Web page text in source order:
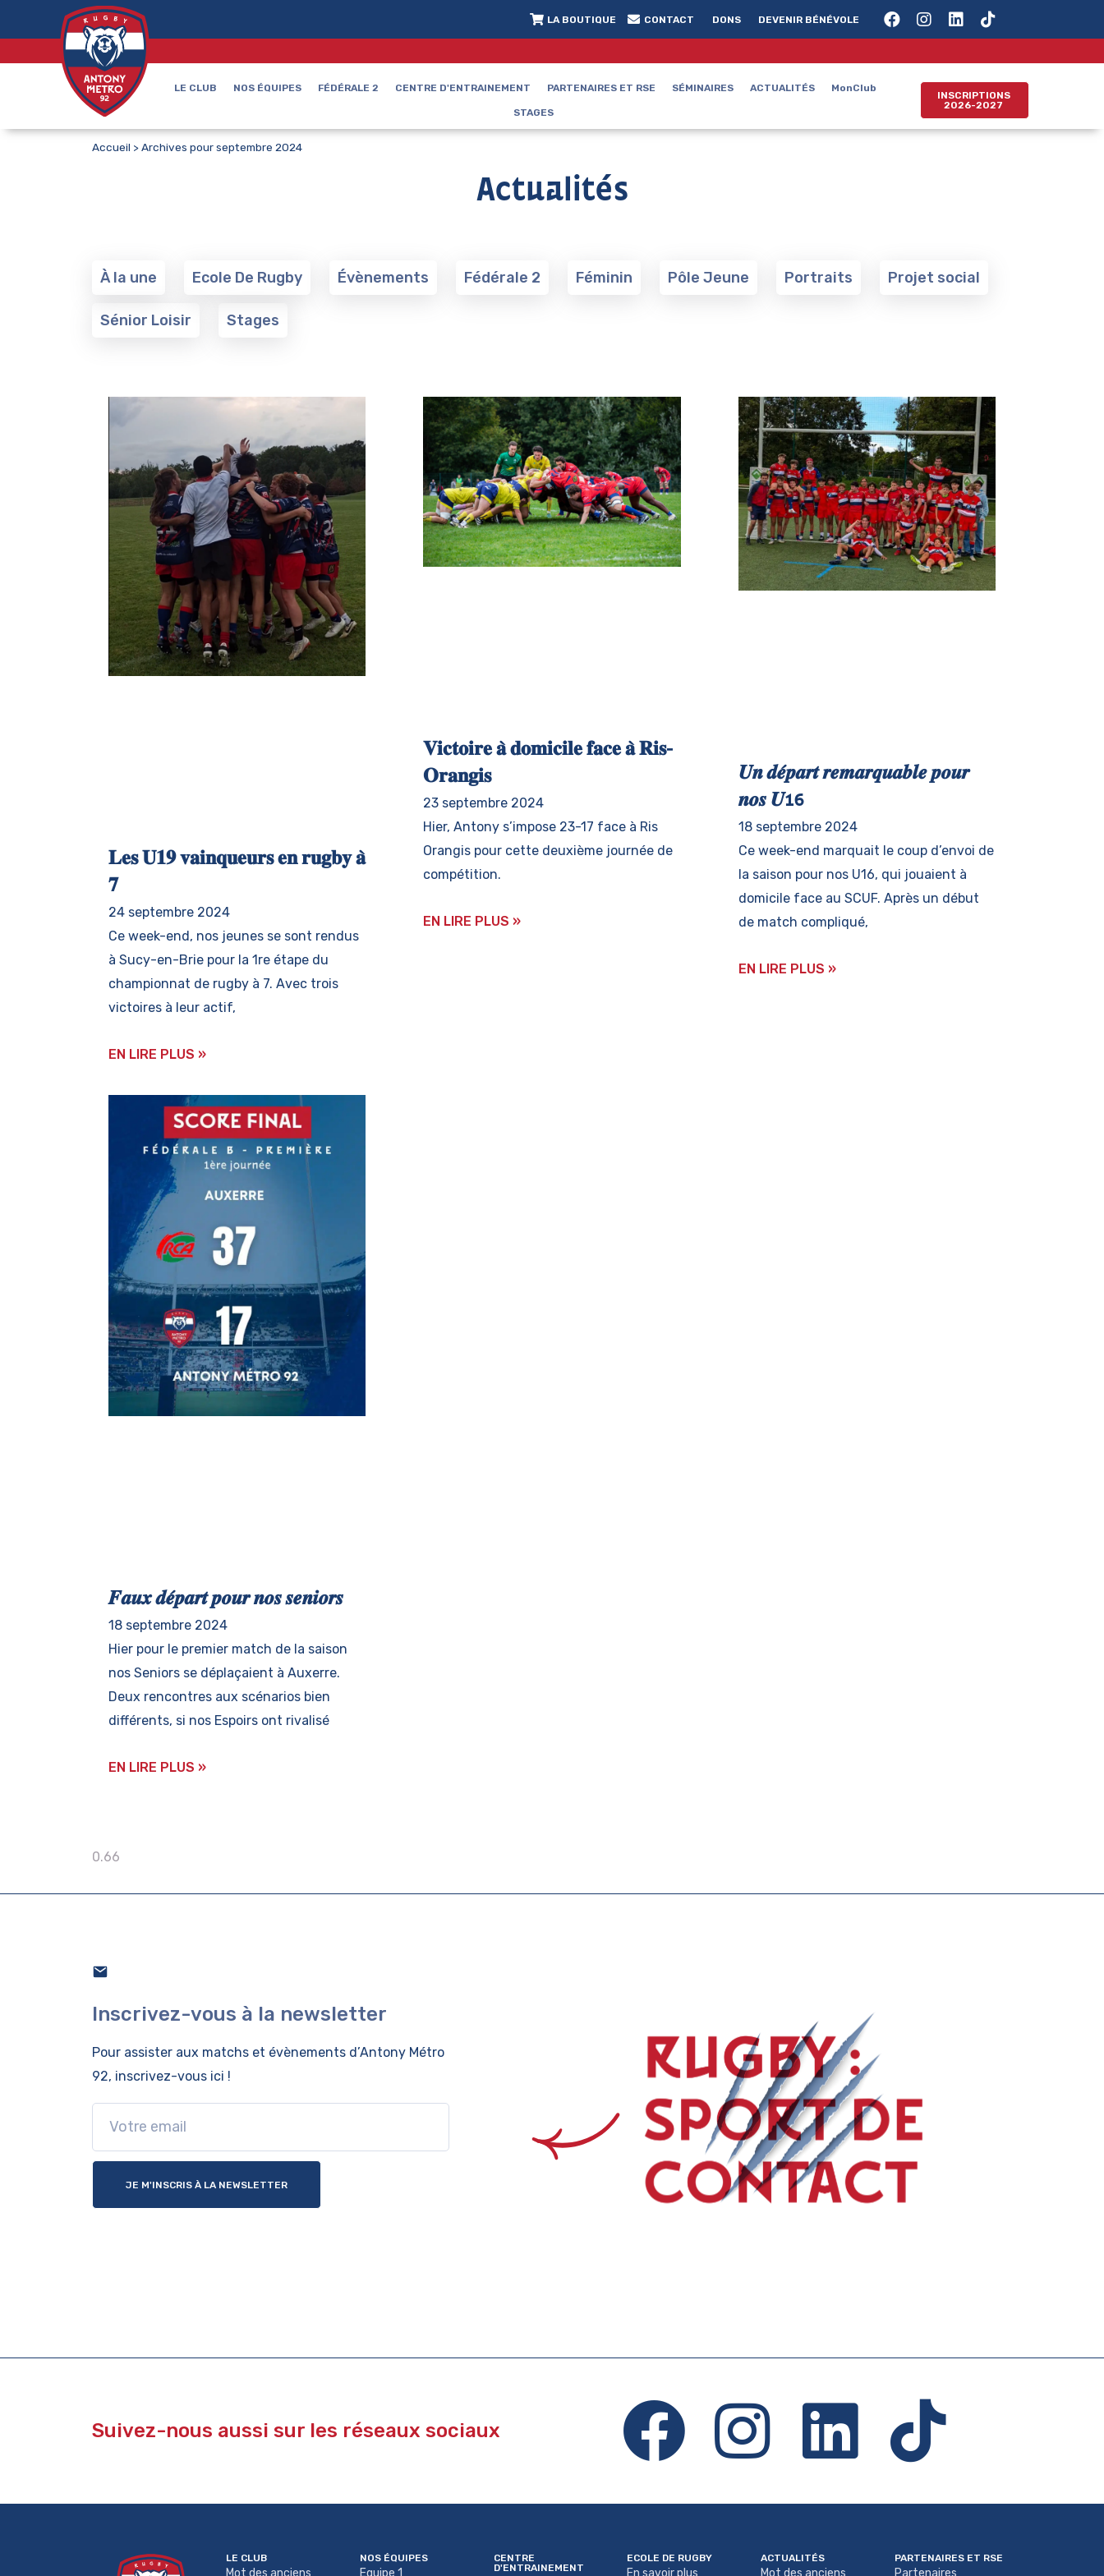
LA BOUTIQUE CONTACT DONS DEVENIR BÉNÉVOLE
LE CLUB NOS ÉQUIPES FÉDÉRALE 2 CENTRE D'ENTRAINEMENT PARTENAIRES ET RSE SÉMINAIRES ACTUALITÉS MonClub
STAGES
INSCRIPTIONS
2026-2027
Accueil >Archives pour septembre 2024
Actualités
À la une Ecole De Rugby Évènements Fédérale 2 Féminin Pôle Jeune Portraits Projet social
Sénior Loisir Stages
𝐋𝐞𝐬 𝐔𝟏𝟗 𝐯𝐚𝐢𝐧𝐪𝐮𝐞𝐮𝐫𝐬 𝐞𝐧 𝐫𝐮𝐠𝐛𝐲 𝐚̀
𝟕
24 septembre 2024
Ce week-end, nos jeunes se sont rendus
à Sucy-en-Brie pour la 1re étape du
championnat de rugby à 7. Avec trois
victoires à leur actif,
EN LIRE PLUS »
𝐕𝐢𝐜𝐭𝐨𝐢𝐫𝐞 𝐚̀ 𝐝𝐨𝐦𝐢𝐜𝐢𝐥𝐞 𝐟𝐚𝐜𝐞 𝐚̀ 𝐑𝐢𝐬-
𝐎𝐫𝐚𝐧𝐠𝐢𝐬
23 septembre 2024
Hier, Antony s’impose 23-17 face à Ris
Orangis pour cette deuxième journée de
compétition.
EN LIRE PLUS »
𝑼𝒏 𝒅𝒆́𝒑𝒂𝒓𝒕 𝒓𝒆𝒎𝒂𝒓𝒒𝒖𝒂𝒃𝒍𝒆 𝒑𝒐𝒖𝒓
𝒏𝒐𝒔 𝑼16
18 septembre 2024
Ce week-end marquait le coup d’envoi de
la saison pour nos U16, qui jouaient à
domicile face au SCUF. Après un début
de match compliqué,
EN LIRE PLUS »
𝑭𝒂𝒖𝒙 𝒅𝒆́𝒑𝒂𝒓𝒕 𝒑𝒐𝒖𝒓 𝒏𝒐𝒔 𝒔𝒆𝒏𝒊𝒐𝒓𝒔
18 septembre 2024
Hier pour le premier match de la saison
nos Seniors se déplaçaient à Auxerre.
Deux rencontres aux scénarios bien
différents, si nos Espoirs ont rivalisé
EN LIRE PLUS »
Inscrivez-vous à la newsletter
Pour assister aux matchs et évènements d’Antony Métro
92, inscrivez-vous ici !
JE M'INSCRIS À LA NEWSLETTER
Suivez-nous aussi sur les réseaux sociaux
LE CLUB
Mot des anciens
NOS ÉQUIPES
Equipe 1
CENTRE
D'ENTRAINEMENT
ECOLE DE RUGBY
En savoir plus
ACTUALITÉS
Mot des anciens
PARTENAIRES ET RSE
Partenaires